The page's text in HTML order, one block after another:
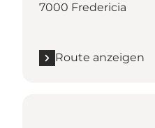
7000 Fredericia
Route anzeigen